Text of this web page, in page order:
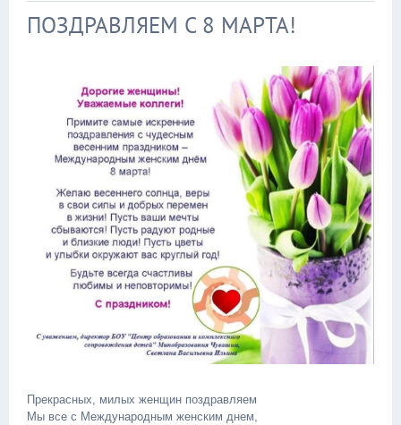
ПОЗДРАВЛЯЕМ С 8 МАРТА!
Прекрасных, милых женщин поздравляем
Мы все с Международным женским днем,